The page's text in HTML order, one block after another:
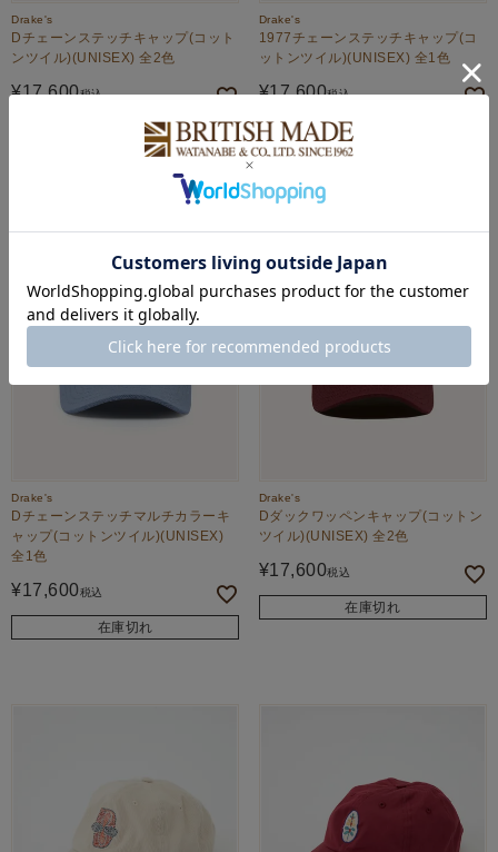
Drake's
Dチェーンステッチキャップ(コット
ンツイル)(UNISEX) 全2色
¥17,600税込
在庫切れ
Drake's
1977チェーンステッチキャップ(コ
ットンツイル)(UNISEX) 全1色
¥17,600税込
在庫切れ
Drake's
Dチェーンステッチマルチカラーキ
ャップ(コットンツイル)(UNISEX)
全1色
¥17,600税込
在庫切れ
NEW
Drake's
Dダックワッペンキャップ(コットン
ツイル)(UNISEX) 全2色
¥17,600税込
在庫切れ